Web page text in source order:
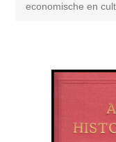
economische en